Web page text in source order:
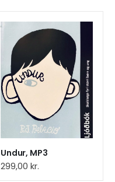
Undur, MP3
299,00 kr.